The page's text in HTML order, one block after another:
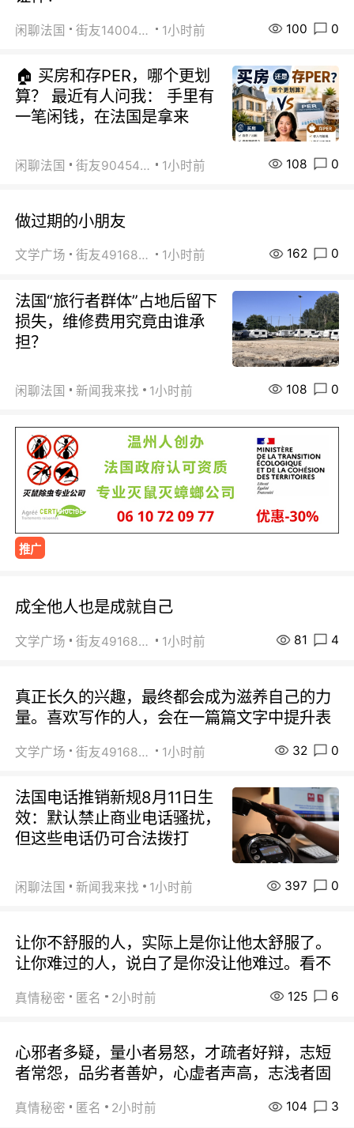
闲聊法国 街友14004820 1小时前 100 0
🏠 买房和存PER，哪个更划
算？ 最近有人问我： 手里有
一笔闲钱，在法国是拿来
闲聊法国 街友90454511 1小时前 108 0
做过期的小朋友
文学广场 街友49168527 1小时前 162 0
法国“旅行者群体”占地后留下
损失，维修费用究竟由谁承
担？
闲聊法国 新闻我来找 1小时前 108 0
推广
成全他人也是成就自己
文学广场 街友49168527 1小时前 81 4
真正长久的兴趣，最终都会成为滋养自己的力
量。喜欢写作的人，会在一篇篇文字中提升表
文学广场 街友49168527 1小时前 32 0
法国电话推销新规8月11日生
效：默认禁止商业电话骚扰，
但这些电话仍可合法拨打
闲聊法国 新闻我来找 1小时前 397 0
让你不舒服的人，实际上是你让他太舒服了。
让你难过的人，说白了是你没让他难过。看不
真情秘密 匿名 2小时前 125 6
心邪者多疑，量小者易怒，才疏者好辩，志短
者常怨，品劣者善妒，心虚者声高，志浅者固
真情秘密 匿名 2小时前 104 3